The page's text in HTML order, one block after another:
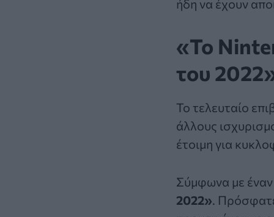
ήδη να έχουν
«Το
του
Το τελευταίο
άλλους
έτοιμη για
Σύμφωνα με
2022» .